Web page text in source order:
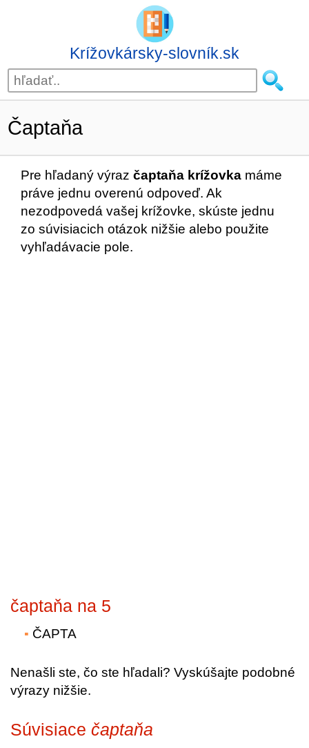
Krížovkársky-slovník.sk
Čaptaňa
Pre hľadaný výraz čaptaňa krížovka máme
práve jednu overenú odpoveď. Ak
nezodpovedá vašej krížovke, skúste jednu
zo súvisiacich otázok nižšie alebo použite
vyhľadávacie pole.
čaptaňa na 5
ČAPTA
Nenašli ste, čo ste hľadali? Vyskúšajte podobné
výrazy nižšie.
Súvisiace čaptaňa